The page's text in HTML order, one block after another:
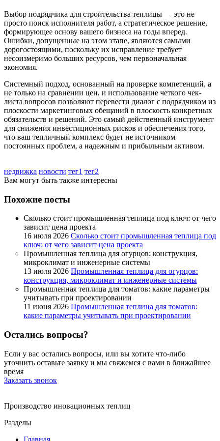
Выбор подрядчика для строительства теплицы — это не
просто поиск исполнителя работ, а стратегическое решение,
формирующее основу вашего бизнеса на годы вперед.
Ошибки, допущенные на этом этапе, являются самыми
дорогостоящими, поскольку их исправление требует
несоизмеримо больших ресурсов, чем первоначальная
экономия.
Системный подход, основанный на проверке компетенций, а
не только на сравнении цен, и использование четкого чек-
листа вопросов позволяют перевести диалог с подрядчиком из
плоскости маркетинговых обещаний в плоскость конкретных
обязательств и решений. Это самый действенный инструмент
для снижения инвестиционных рисков и обеспечения того,
что ваш тепличный комплекс будет не источником
постоянных проблем, а надежным и прибыльным активом.
недвижка новости тег1 тег2
Вам могут быть также интересны
Похожие посты
Сколько стоит промышленная теплица под ключ: от чего
зависит цена проекта
16 июля 2026 Сколько стоит промышленная теплица под
ключ: от чего зависит цена проекта
Промышленная теплица для огурцов: конструкция,
микроклимат и инженерные системы
13 июля 2026 Промышленная теплица для огурцов:
конструкция, микроклимат и инженерные системы
Промышленная теплица для томатов: какие параметры
учитывать при проектировании
11 июня 2026 Промышленная теплица для томатов:
какие параметры учитывать при проектировании
Остались вопросы?
Если у вас остались вопросы, или вы хотите что-либо
уточнить оставьте заявку и мы свяжемся с вами в ближайшее
время
Заказать звонок
Производство иновационных теплиц
Разделы
Главная